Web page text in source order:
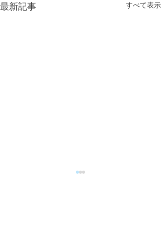
最新記事 すべて表示